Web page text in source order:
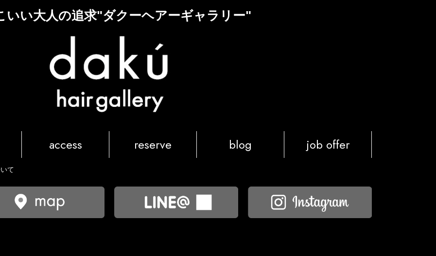
いい大人の追求"ダクーヘアーギャラリー"
access reserve blog job offer
て